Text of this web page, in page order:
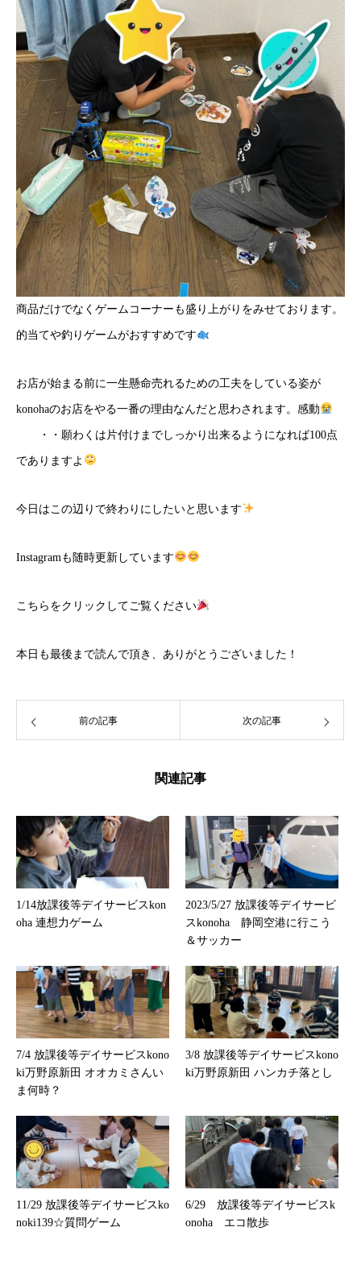
商品だけでなくゲームコーナーも盛り上がりをみせております。
的当てや釣りゲームがおすすめです
お店が始まる前に一生懸命売れるための工夫をしている姿が
konohaのお店をやる一番の理由なんだと思わされます。感動
・・願わくは片付けまでしっかり出来るようになれば100点
でありますよ
今日はこの辺りで終わりにしたいと思います
Instagramも随時更新しています
こちら をクリックしてご覧ください
本日も最後まで読んで頂き、ありがとうございました！
前の記事 次の記事
関連記事
1/14放課後等デイサービスkon
oha 連想力ゲーム
2023/5/27 放課後等デイサービ
スkonoha 静岡空港に行こう
＆サッカー
7/4 放課後等デイサービスkono
ki万野原新田 オオカミさんい
ま何時？
3/8 放課後等デイサービスkono
ki万野原新田 ハンカチ落とし
11/29 放課後等デイサービスko
noki139☆質問ゲーム
6/29 放課後等デイサービスk
onoha エコ散歩